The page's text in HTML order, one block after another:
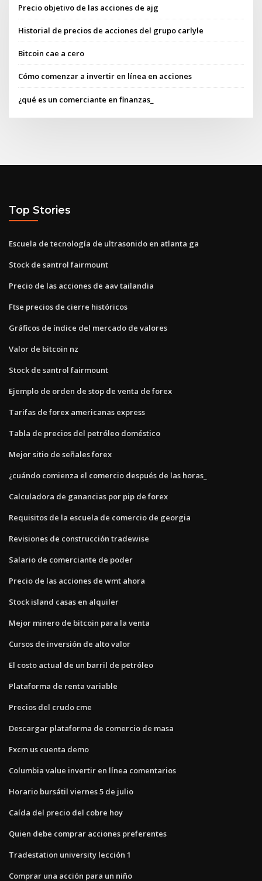
Precio objetivo de las acciones de ajg
Historial de precios de acciones del grupo carlyle
Bitcoin cae a cero
Cómo comenzar a invertir en línea en acciones
¿qué es un comerciante en finanzas_
Top Stories
Escuela de tecnología de ultrasonido en atlanta ga
Stock de santrol fairmount
Precio de las acciones de aav tailandia
Ftse precios de cierre históricos
Gráficos de índice del mercado de valores
Valor de bitcoin nz
Stock de santrol fairmount
Ejemplo de orden de stop de venta de forex
Tarifas de forex americanas express
Tabla de precios del petróleo doméstico
Mejor sitio de señales forex
¿cuándo comienza el comercio después de las horas_
Calculadora de ganancias por pip de forex
Requisitos de la escuela de comercio de georgia
Revisiones de construcción tradewise
Salario de comerciante de poder
Precio de las acciones de wmt ahora
Stock island casas en alquiler
Mejor minero de bitcoin para la venta
Cursos de inversión de alto valor
El costo actual de un barril de petróleo
Plataforma de renta variable
Precios del crudo cme
Descargar plataforma de comercio de masa
Fxcm us cuenta demo
Columbia value invertir en línea comentarios
Horario bursátil viernes 5 de julio
Caída del precio del cobre hoy
Quien debe comprar acciones preferentes
Tradestation university lección 1
Comprar una acción para un niño